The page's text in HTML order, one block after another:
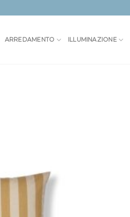
ARREDAMENTO ILLUMINAZIONE